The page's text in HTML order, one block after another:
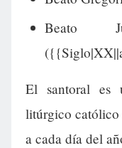
Beato
El santoral es
litúrgico católico
a cada día del